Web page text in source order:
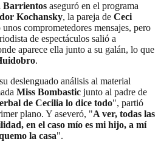
Barrientos aseguró en el programa
Kochansky, la pareja de Ceci
comprometedores mensajes, pero
de espectáculos salió a
aparece ella junto a su galán, lo que
.
deslenguado análisis al material
Miss Bombastic junto al padre de
de Cecilia lo dice todo", partió
plano. Y aseveró, "A ver, todas las
en el caso mío es mi hijo, a mí
la casa".